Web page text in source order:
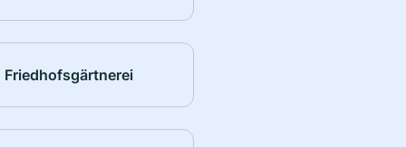
Friedhofsgärtnerei